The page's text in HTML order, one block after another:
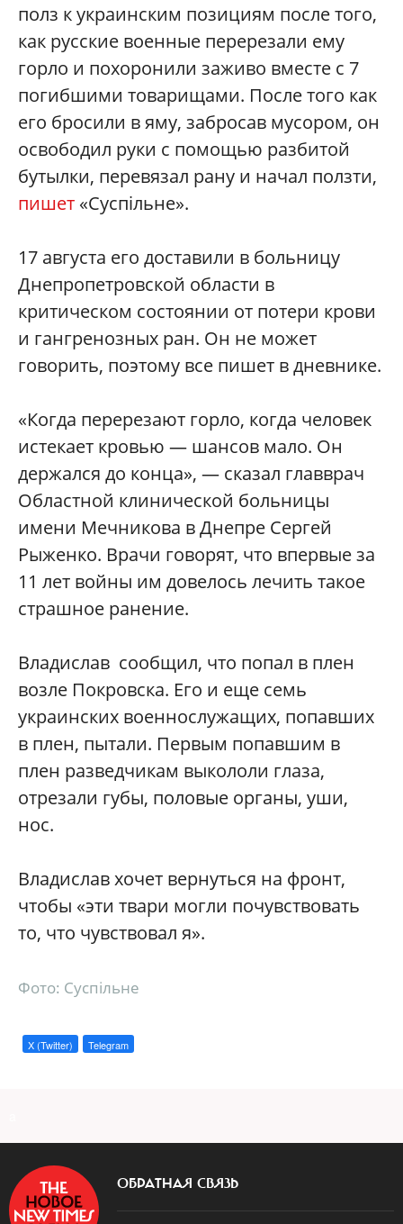
полз к украинским позициям после того,
как русские военные перерезали ему
горло и похоронили заживо вместе с 7
погибшими товарищами. После того как
его бросили в яму, забросав мусором, он
освободил руки с помощью разбитой
бутылки, перевязал рану и начал ползти,
пишет «Суспільне».
17 августа его доставили в больницу
Днепропетровской области в
критическом состоянии от потери крови
и гангренозных ран. Он не может
говорить, поэтому все пишет в дневнике.
«Когда перерезают горло, когда человек
истекает кровью — шансов мало. Он
держался до конца», — сказал главврач
Областной клинической больницы
имени Мечникова в Днепре Сергей
Рыженко. Врачи говорят, что впервые за
11 лет войны им довелось лечить такое
страшное ранение.
Владислав сообщил, что попал в плен
возле Покровска. Его и еще семь
украинских военнослужащих, попавших
в плен, пытали. Первым попавшим в
плен разведчикам выкололи глаза,
отрезали губы, половые органы, уши,
нос.
Владислав хочет вернуться на фронт,
чтобы «эти твари могли почувствовать
то, что чувствовал я».
Фото: Суспільне
X (Twitter) Telegram
ОБРАТНАЯ СВЯЗЬ